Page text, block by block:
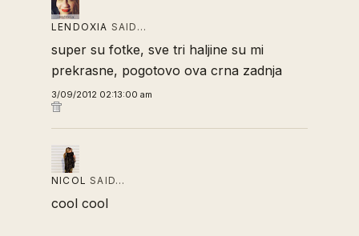
LENDOXIA SAID…
super su fotke, sve tri haljine su mi
prekrasne, pogotovo ova crna zadnja
3/09/2012 02:13:00 am
NICOL SAID…
cool cool